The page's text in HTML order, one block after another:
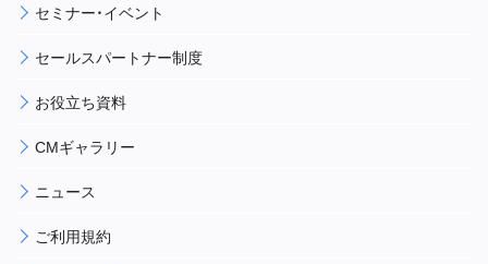
セミナー・イベント
セールスパートナー制度
お役立ち資料
CMギャラリー
ニュース
ご利用規約